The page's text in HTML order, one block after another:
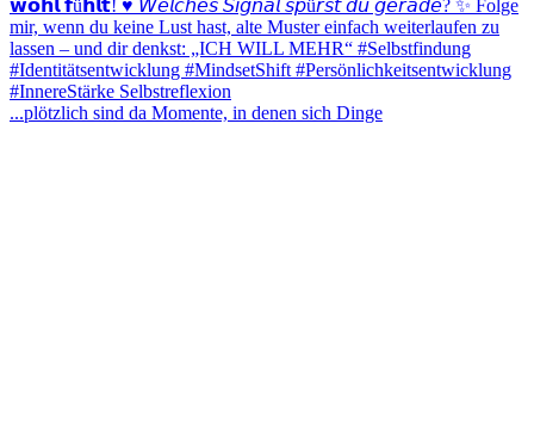
...plötzlich sind da Momente, in denen sich Dinge